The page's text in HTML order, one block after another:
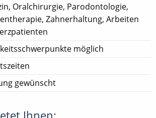
Oralchirurgie, Parodontologie,
Zahnerhaltung, Arbeiten
möglich
gewünscht